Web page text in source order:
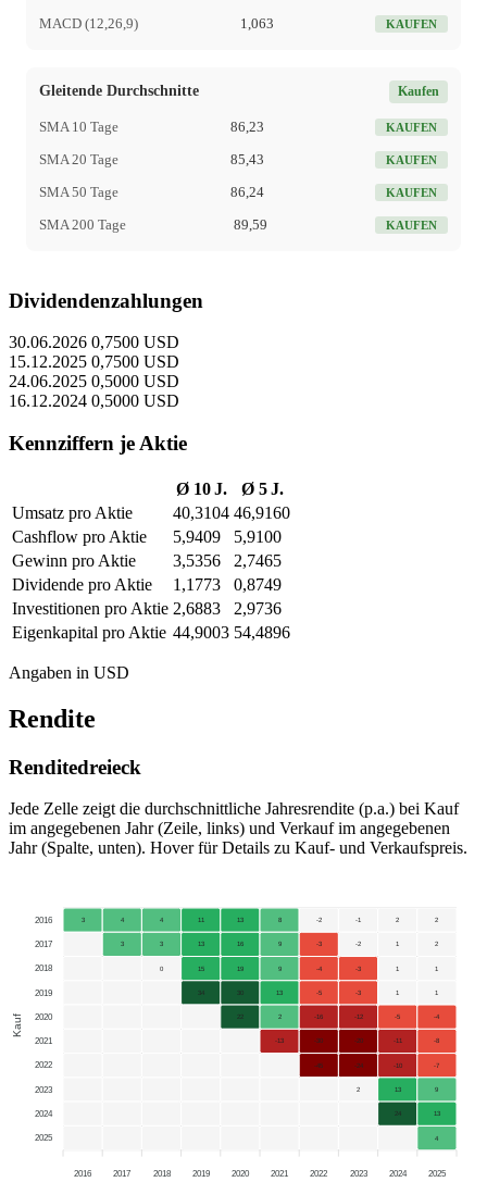
MACD (12,26,9) 1,063 KAUFEN
Gleitende Durchschnitte Kaufen
SMA 10 Tage 86,23 KAUFEN
SMA 20 Tage 85,43 KAUFEN
SMA 50 Tage 86,24 KAUFEN
SMA 200 Tage 89,59 KAUFEN
Dividendenzahlungen
30.06.2026 0,7500 USD
15.12.2025 0,7500 USD
24.06.2025 0,5000 USD
16.12.2024 0,5000 USD
Kennziffern je Aktie
Ø 10 J.
Ø 5 J.
Umsatz pro Aktie
40,3104 46,9160
Cashflow pro Aktie
5,9409
5,9100
Gewinn pro Aktie
3,5356
2,7465
Dividende pro Aktie
1,1773
0,8749
Investitionen pro Aktie 2,6883
2,9736
Eigenkapital pro Aktie 44,9003 54,4896
Angaben in USD
Rendite
Renditedreieck
Jede Zelle zeigt die durchschnittliche Jahresrendite (p.a.) bei Kauf
im angegebenen Jahr (Zeile, links) und Verkauf im angegebenen
Jahr (Spalte, unten). Hover für Details zu Kauf- und Verkaufspreis.
2016
2017
2018
2019
2020
2021
2022
2023
2024
2025
Kauf
3 4 4 11 13 8 -2 -1 2 2
3 3 13 16 9 -3 -2 1 2
0 15 19 9 -4 -3 1 1
34 30 13 -5 -3 1 1
22 2 -16 -12 -5 -4
-13 -30 -20 -11 -8
-45 -24 -10 -7
2 13 9
24 13
4
2016 2017 2018 2019 2020 2021 2022 2023 2024 2025